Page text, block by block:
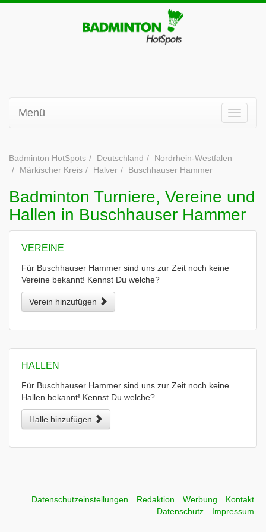
Menü
Badminton HotSpots Deutschland
Nordrhein-Westfalen
Märkischer Kreis
Halver Buschhauser Hammer
Badminton Turniere, Vereine und
Hallen in Buschhauser Hammer
VEREINE
Für Buschhauser Hammer sind uns zur Zeit noch keine
Vereine bekannt! Kennst Du welche?
Verein hinzufügen
HALLEN
Für Buschhauser Hammer sind uns zur Zeit noch keine
Hallen bekannt! Kennst Du welche?
Halle hinzufügen
Datenschutzeinstellungen Redaktion Werbung
Kontakt
Datenschutz
Impressum